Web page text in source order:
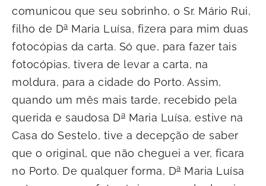
comunicou que seu sobrinho, o Sr. Mário Rui,
filho de DaMaria Luísa, fizera para mim duas
fotocópias da carta. Só que, para fazer tais
fotocópias, tivera de levar a carta, na
moldura, para a cidade do Porto. Assim,
quando um mês mais tarde, recebido pela
querida e saudosa Da Maria Luísa, estive na
Casa do Sestelo, tive a decepção de saber
que o original, que não cheguei a ver, ficara
no Porto. De qualquer forma, DaMaria Luísa